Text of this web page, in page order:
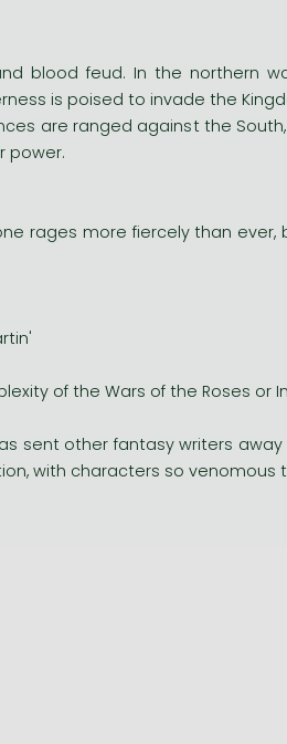
blood feud. In the northern
is poised to invade the
are ranged against the
power.
rages more fiercely than ever,
of the Wars of the Roses or
sent other fantasy writers away
with characters so venomous